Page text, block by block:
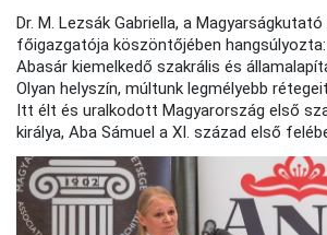
Dr. M. Lezsák Gabriella, a
főigazgatója köszöntőjében hangsúlyozta:
Abasár kiemelkedő szakrális és
Olyan helyszín, múltunk legmélyebb
Itt élt és uralkodott Magyarország első
királya, Aba Sámuel a XI. század első